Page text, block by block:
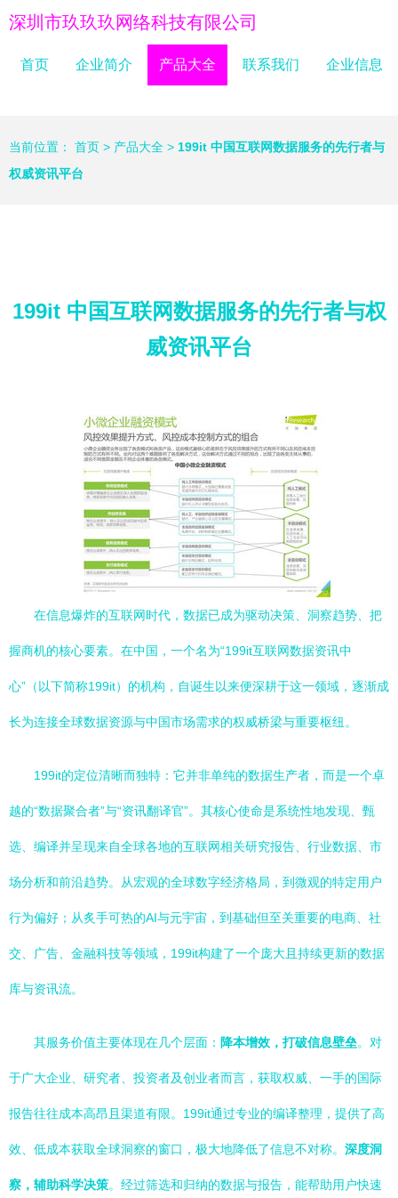
深圳市玖玖玖网络科技有限公司
首页 企业简介 产品大全 联系我们 企业信息
当前位置： 首页 > 产品大全 > 199it 中国互联网数据服务的先行者与
权威资讯平台
199it 中国互联网数据服务的先行者与权
威资讯平台
在信息爆炸的互联网时代，数据已成为驱动决策、洞察趋势、把
握商机的核心要素。在中国，一个名为“199it互联网数据资讯中
心”（以下简称199it）的机构，自诞生以来便深耕于这一领域，逐渐成
长为连接全球数据资源与中国市场需求的权威桥梁与重要枢纽。
199it的定位清晰而独特：它并非单纯的数据生产者，而是一个卓
越的“数据聚合者”与“资讯翻译官”。其核心使命是系统性地发现、甄
选、编译并呈现来自全球各地的互联网相关研究报告、行业数据、市
场分析和前沿趋势。从宏观的全球数字经济格局，到微观的特定用户
行为偏好；从炙手可热的AI与元宇宙，到基础但至关重要的电商、社
交、广告、金融科技等领域，199it构建了一个庞大且持续更新的数据
库与资讯流。
其服务价值主要体现在几个层面： 降本增效，打破信息壁垒。对
于广大企业、研究者、投资者及创业者而言，获取权威、一手的国际
报告往往成本高昂且渠道有限。199it通过专业的编译整理，提供了高
效、低成本获取全球洞察的窗口，极大地降低了信息不对称。 深度洞
察，辅助科学决策。经过筛选和归纳的数据与报告，能帮助用户快速